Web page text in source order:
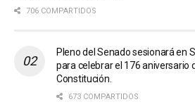
706 COMPARTIDOS
Pleno del Senado sesionará en
para celebrar el 176 aniversario
Constitución.
673 COMPARTIDOS